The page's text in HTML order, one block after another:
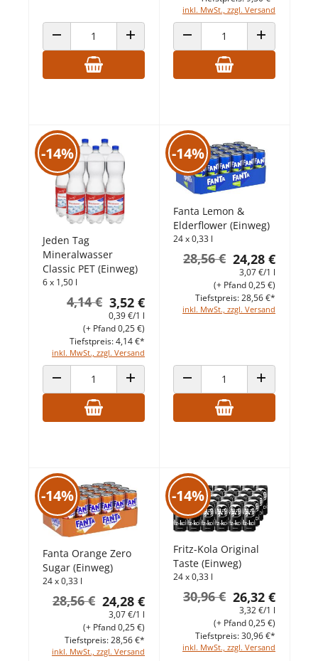
ANZAHL VERRINGERNANZAHL ERHÖHEN
inkl. MwSt., zzgl. Versand
ANZAHL VERRINGERNANZAHL
-14%
Jeden Tag
Mineralwasser
Classic PET (Einweg)
6 x 1,50 l
3,52 €
4,14 €
0,39 €/1 l
inkl. MwSt., zzgl. Versand
(+ Pfand 0,25 €)
Tiefstpreis: 4,14 €*
ANZAHL VERRINGERNANZAHL ERHÖHEN
-14%
Fanta Lemon &
Elderflower (Einweg)
24 x 0,33 l
24,28 €
28,56 €
3,07 €/1 l
inkl. MwSt., zzgl. Versand
(+ Pfand 0,25 €)
Tiefstpreis: 28,56 €*
ANZAHL VERRINGERNANZAHL
-14%
Fanta Orange Zero
Sugar (Einweg)
24 x 0,33 l
24,28 €
28,56 €
3,07 €/1 l
inkl. MwSt., zzgl. Versand
(+ Pfand 0,25 €)
Tiefstpreis: 28,56 €*
-14%
Fritz-Kola Original
Taste (Einweg)
24 x 0,33 l
26,32 €
30,96 €
3,32 €/1 l
inkl. MwSt., zzgl. Versand
(+ Pfand 0,25 €)
Tiefstpreis: 30,96 €*